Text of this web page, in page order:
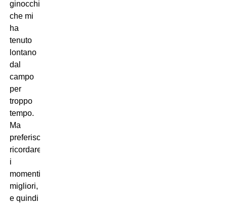
ginocchio
che mi
ha
tenuto
lontano
dal
campo
per
troppo
tempo.
Ma
preferisco
ricordare
i
momenti
migliori,
e quindi